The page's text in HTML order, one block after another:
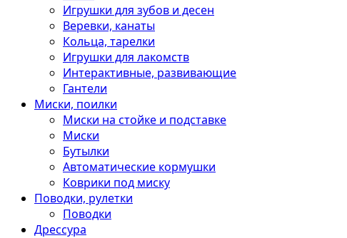
Игрушки для зубов и десен
Веревки, канаты
Кольца, тарелки
Игрушки для лакомств
Интерактивные, развивающие
Гантели
Миски, поилки
Миски на стойке и подставке
Миски
Бутылки
Автоматические кормушки
Коврики под миску
Поводки, рулетки
Поводки
Дрессура